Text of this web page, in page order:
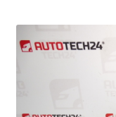
Kontakt